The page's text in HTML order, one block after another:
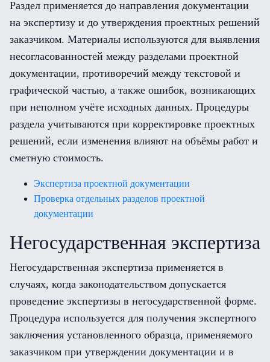
Раздел применяется до направления документации
на экспертизу и до утверждения проектных решений
заказчиком. Материалы используются для выявления
несогласованностей между разделами проектной
документации, противоречий между текстовой и
графической частью, а также ошибок, возникающих
при неполном учёте исходных данных. Процедуры
раздела учитываются при корректировке проектных
решений, если изменения влияют на объёмы работ и
сметную стоимость.
Экспертиза проектной документации
Проверка отдельных разделов проектной
документации
Негосударственная экспертиза
Негосударственная экспертиза применяется в
случаях, когда законодательством допускается
проведение экспертизы в негосударственной форме.
Процедура используется для получения экспертного
заключения установленного образца, применяемого
заказчиком при утверждении документации и в